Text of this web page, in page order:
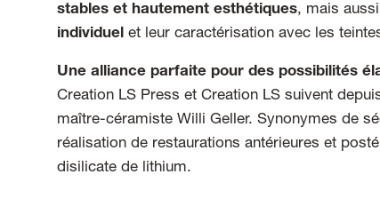
stables et hautement esthétiques, mais
individuel et leur caractérisation avec les
Une alliance parfaite pour des possibilités
Creation LS Press et Creation LS suivent
maître-céramiste Willi Geller. Synonymes de
réalisation de restaurations antérieures et
disilicate de lithium.